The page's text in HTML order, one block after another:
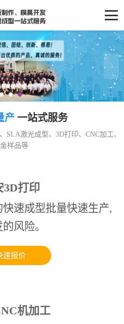
产 一站式服务
SLA激光成型、3D打印、CNC加工、
样品等
3D打印
速成型批量快速生产,
风险。
速报价
机加工